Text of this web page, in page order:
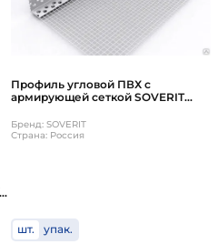
Профиль угловой ПВХ с
армирующей сеткой SOVERIT
Бренд: SOVERIT
Страна: Россия
шт. упак.